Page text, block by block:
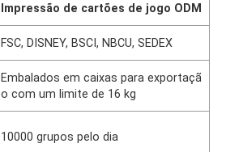
Impressão de cartões de jogo ODM
FSC, DISNEY, BSCI, NBCU, SEDEX
Embalados em caixas para exportaçã
o com um limite de 16 kg
10000 grupos pelo dia